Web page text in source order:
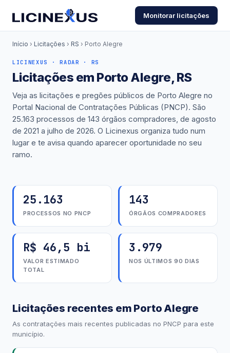
Monitorar licitações
Início › Licitações › RS › Porto Alegre
LICINEXUS · RADAR · RS
Licitações em Porto Alegre, RS
Veja as licitações e pregões públicos de Porto Alegre no
Portal Nacional de Contratações Públicas (PNCP). São
25.163 processos de 143 órgãos compradores, de agosto
de 2021 a julho de 2026. O Licinexus organiza tudo num
lugar e te avisa quando aparecer oportunidade no seu
ramo.
25.163
PROCESSOS NO PNCP
143
ÓRGÃOS COMPRADORES
R$ 46,5 bi
VALOR ESTIMADO
TOTAL
3.979
NOS ÚLTIMOS 90 DIAS
Licitações recentes em Porto Alegre
As contratações mais recentes publicadas no PNCP para este
município.